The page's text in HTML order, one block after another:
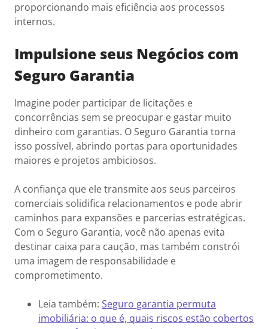
proporcionando mais eficiência aos processos
internos.
Impulsione seus Negócios com
Seguro Garantia
Imagine poder participar de licitações e
concorrências sem se preocupar e gastar muito
dinheiro com garantias. O Seguro Garantia torna
isso possível, abrindo portas para oportunidades
maiores e projetos ambiciosos.
A confiança que ele transmite aos seus parceiros
comerciais solidifica relacionamentos e pode abrir
caminhos para expansões e parcerias estratégicas.
Com o Seguro Garantia, você não apenas evita
destinar caixa para caução, mas também constrói
uma imagem de responsabilidade e
comprometimento.
Leia também: Seguro garantia permuta
imobiliária: o que é, quais riscos estão cobertos